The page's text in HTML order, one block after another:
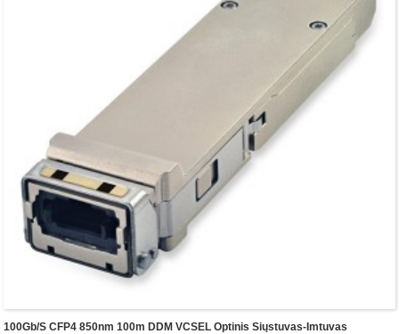
100Gb/s CFP4 850nm 100m DDM VCSEL Optinis Siųstuvas-Imtuvas